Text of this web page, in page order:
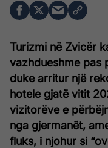
Turizmi në Zvicër
vazhdueshme pas
duke arritur një
hotele gjatë vitit
vizitorëve e
nga gjermanët,
fluks, i njohur si